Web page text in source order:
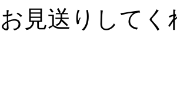
なる ストッキング・フットウエア 美脚
見送りしてく